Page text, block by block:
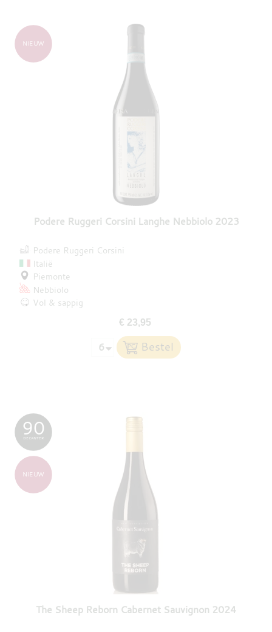
Podere Ruggeri Corsini Langhe Nebbiolo 2023
NIEUW
Podere Ruggeri Corsini
Italië
Piemonte
Nebbiolo
Vol & sappig
€ 23,95
The Sheep Reborn Cabernet Sauvignon 2024
90
DECANTER
NIEUW